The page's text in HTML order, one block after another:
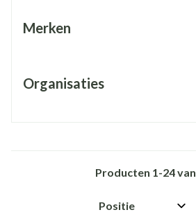
Merken
Organisaties
Producten 1-24van
Sorteer op: